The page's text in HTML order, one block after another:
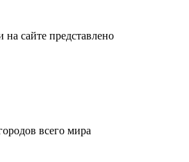
сайте представлено
всего мира